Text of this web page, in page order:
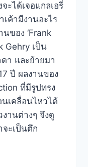
ะได้เจอแกลเอรี่
ค้ามีงานอะไร
ของ ‘Frank
Gehry เป็น
า และย้ายมา
ปี ผลงานของ
ที่มีรูปทรง
นเคลื่อนไหวได้
านต่างๆ จึงดู
จะเป็นตึก